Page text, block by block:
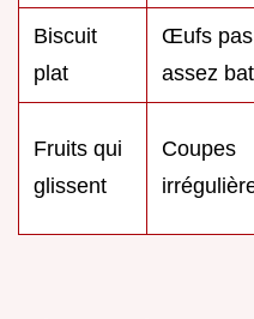
Biscuit
plat
Œufs pas
assez
Fruits qui
glissent
Coupes